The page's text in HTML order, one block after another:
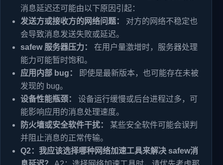
消息延迟还可能由以下原因引起：
发送方或接收方的网络问题：
对方的网络不稳定也
会导致消息发送失败或延迟。
safew 服务器压力：
在用户量激增时，服务器处理
能力可能暂时饱和。
应用内部 bug：
即使是最新版本，也可能存在未被
发现的 bug。
设备性能瓶颈：
设备运行缓慢或后台进程过多，可
能影响应用的消息处理速度。
防火墙或安全软件干扰：
某些安全软件可能会误判
并阻止消息的正常传输。
Q2：我应该选择哪种网络加速工具来解决 safew消